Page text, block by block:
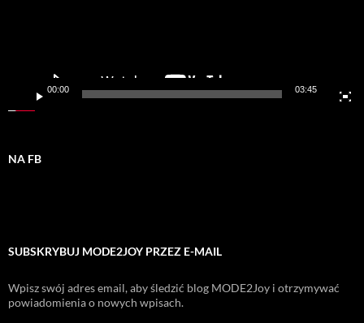
00:00 03:45
NA FB
SUBSKRYBUJ MODE2JOY PRZEZ E-MAIL
Wpisz swój adres email, aby śledzić blog MODE2Joy i otrzymywać
powiadomienia o nowych wpisach.